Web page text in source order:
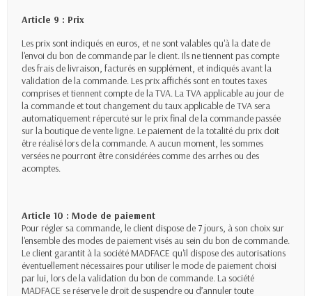
Article 9 : Prix
Les prix sont indiqués en euros, et ne sont valables qu'à la date de
l'envoi du bon de commande par le client. Ils ne tiennent pas compte
des frais de livraison, facturés en supplément, et indiqués avant la
validation de la commande. Les prix affichés sont en toutes taxes
comprises et tiennent compte de la TVA. La TVA applicable au jour de
la commande et tout changement du taux applicable de TVA sera
automatiquement répercuté sur le prix final de la commande passée
sur la boutique de vente ligne. Le paiement de la totalité du prix doit
être réalisé lors de la commande. A aucun moment, les sommes
versées ne pourront être considérées comme des arrhes ou des
acomptes.
Article 10 : Mode de paiement
Pour régler sa commande, le client dispose de 7 jours, à son choix sur
l'ensemble des modes de paiement visés au sein du bon de commande.
Le client garantit à la société MADFACE qu'il dispose des autorisations
éventuellement nécessaires pour utiliser le mode de paiement choisi
par lui, lors de la validation du bon de commande. La société
MADFACE se réserve le droit de suspendre ou d’annuler toute